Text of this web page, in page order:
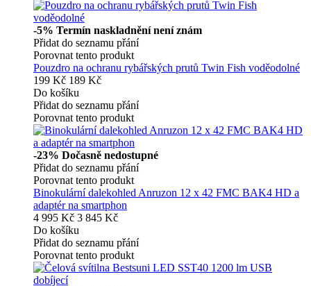
-5% Termín naskladnění není znám
Přidat do seznamu přání
Porovnat tento produkt
Pouzdro na ochranu rybářských prutů Twin Fish voděodolné
199 Kč 189 Kč
Do košíku
Přidat do seznamu přání
Porovnat tento produkt
-23% Dočasně nedostupné
Přidat do seznamu přání
Porovnat tento produkt
Binokulární dalekohled Anruzon 12 x 42 FMC BAK4 HD a
adaptér na smartphon
4 995 Kč 3 845 Kč
Do košíku
Přidat do seznamu přání
Porovnat tento produkt